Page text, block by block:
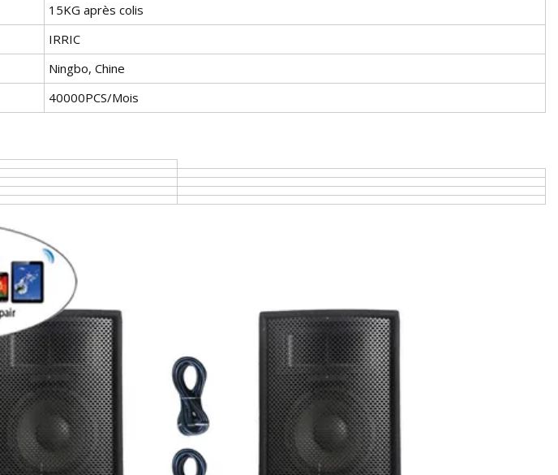
15KG après colis
IRRIC
Ningbo, Chine
40000PCS/Mois